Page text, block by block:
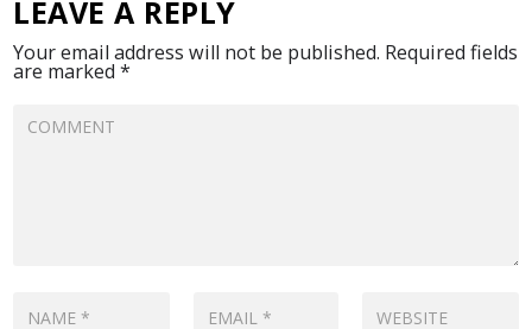
LEAVE A REPLY
Your email address will not be published. Required fields
are marked*